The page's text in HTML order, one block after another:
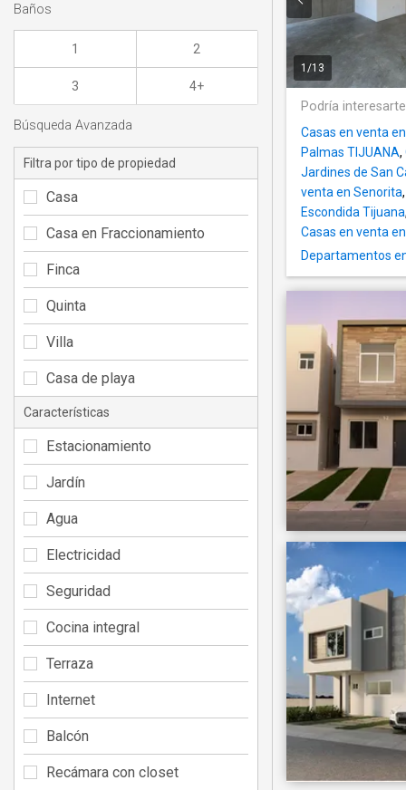
1 /13
Podría
Casas en venta
Palmas TIJUANA,
Jardines de San
venta en Senorita,
Escondida Tijuana,
Casas en venta
Departamentos
Baños
1 2
3 4+
Búsqueda Avanzada
Filtra por tipo de propiedad
Casa
Casa en Fraccionamiento
Finca
Quinta
Villa
Casa de playa
Características
Estacionamiento
Jardín
Agua
Electricidad
Seguridad
Cocina integral
Terraza
Internet
Balcón
Recámara con closet